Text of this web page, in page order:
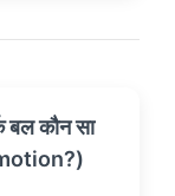
बल कौन सा